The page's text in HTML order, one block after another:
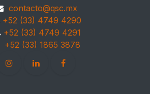
contacto@qsc.mx
+52 (33) 4749 4290
+52 (33) 4749 4291
+52 (33) 1865 3878